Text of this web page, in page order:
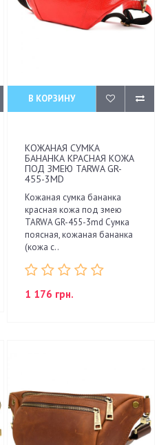
В КОРЗИНУ
КОЖАНАЯ СУМКА
БАНАНКА КРАСНАЯ КОЖА
ПОД ЗМЕЮ TARWA GR-
455-3MD
Кожаная сумка бананка
красная кожа под змею
TARWA GR-455-3md Сумка
поясная, кожаная бананка
(кожа с..
1 176 грн.